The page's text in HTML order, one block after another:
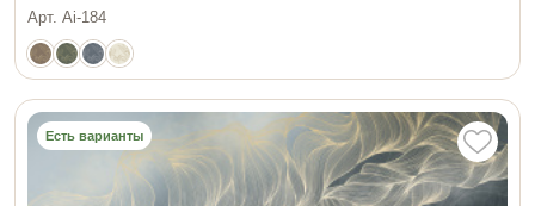
Арт. Ai-184
Есть варианты